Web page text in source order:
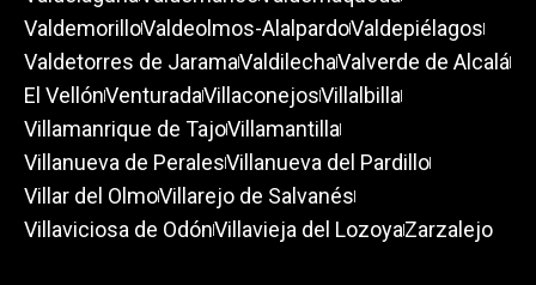
ValdemorilloValdeolmos-AlalpardoValdepiélagos
Valdetorres de JaramaValdilechaValverde de Alcalá
El VellónVenturadaVillaconejosVillalbilla
Villamanrique de TajoVillamantilla
Villanueva de PeralesVillanueva del Pardillo
Villar del OlmoVillarejo de Salvanés
Villaviciosa de OdónVillavieja del LozoyaZarzalejo